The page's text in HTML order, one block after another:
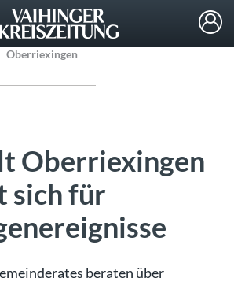
Oberriexingen
Oberriexingen
sich für
beraten über